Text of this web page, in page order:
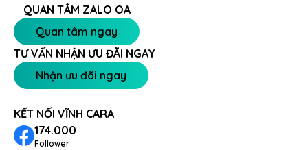
QUAN TÂM ZALO OA
Quan tâm ngay
TƯ VẤN NHẬN ƯU ĐÃI NGAY
Nhận ưu đãi ngay
KẾT NỐI VĨNH CARA
174.000
Follower